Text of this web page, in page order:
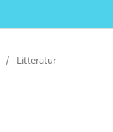
/ Litteratur